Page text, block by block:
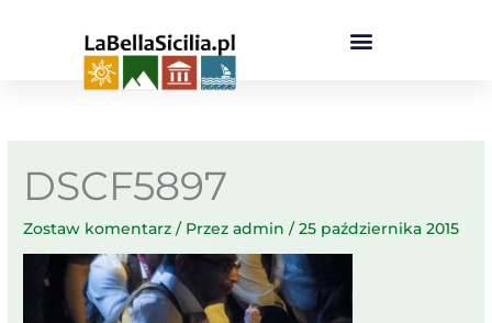
DSCF5897
Zostaw komentarz / Przezadmin/25 października 2015